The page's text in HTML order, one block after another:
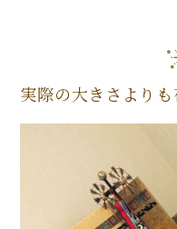
実際の大きさより